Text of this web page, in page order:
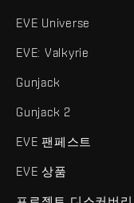
EVE Universe
EVE: Valkyrie
Gunjack
Gunjack 2
EVE 팬페스트
EVE 상품